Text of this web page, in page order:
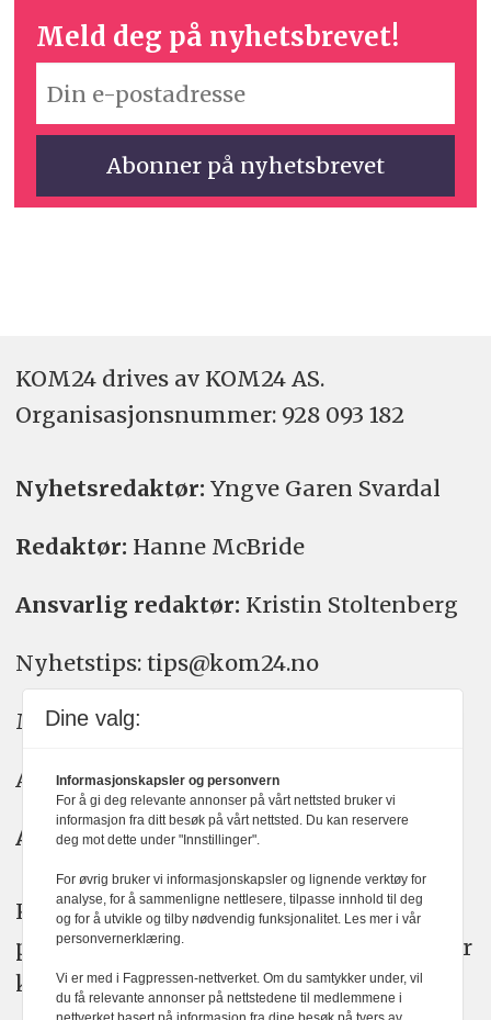
Meld deg på nyhetsbrevet!
KOM24 drives av KOM24 AS.
Organisasjons­nummer: 928 093 182
Nyhetsredaktør: Yngve Garen Svardal
Redaktør: Hanne McBride
Ansvarlig redaktør: Kristin Stoltenberg
Nyhetstips: tips@kom24.no
Meninger: meninger@kom24.no
Annonse: annonse@watchmedia.no
Abonnement:kom24@watchmedia.no
KOM24 arbeider etter Vær Varsom-
plakatens regler for god presseskikk. Her
kan du lese mer omPFUsarbeid.
Dine valg:
Informasjonskapsler og personvern
For å gi deg relevante annonser på vårt nettsted bruker vi
informasjon fra ditt besøk på vårt nettsted. Du kan reservere
deg mot dette under "Innstillinger".
For øvrig bruker vi informasjonskapsler og lignende verktøy for
analyse, for å sammenligne nettlesere, tilpasse innhold til deg
og for å utvikle og tilby nødvendig funksjonalitet. Les mer i vår
personvernerklæring.
Vi er med i Fagpressen-nettverket. Om du samtykker under, vil
du få relevante annonser på nettstedene til medlemmene i